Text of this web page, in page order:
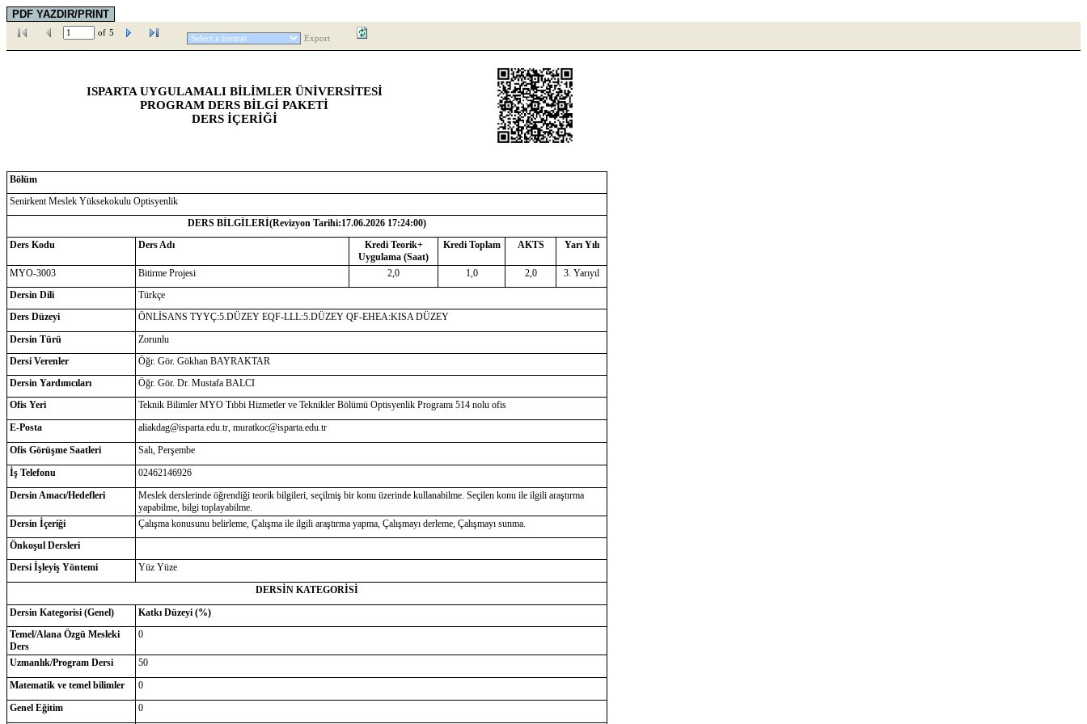
of 5
Export
ISPARTA UYGULAMALI BİLİMLER ÜNİVERSİTESİ
PROGRAM DERS BİLGİ PAKETİ
DERS İÇERİĞİ
Bölüm
Senirkent Meslek Yüksekokulu Optisyenlik
DERS BİLGİLERİ(Revizyon Tarihi:17.06.2026 17:24:00)
Ders Kodu
Ders Adı
Kredi Teorik+
Uygulama (Saat)
Kredi Toplam AKTS Yarı Yılı
MYO-3003 Bitirme Projesi 2,0 1,0 2,0
3. Yarıyıl
Dersin Dili
Türkçe
Ders Düzeyi
ÖNLİSANS TYYÇ:5.DÜZEY EQF-LLL:5.DÜZEY QF-EHEA:KISA DÜZEY
Dersin Türü
Zorunlu
Dersi Verenler
Öğr. Gör. Gökhan BAYRAKTAR
Dersin Yardımcıları
Öğr. Gör. Dr. Mustafa BALCI
Ofis Yeri
Teknik Bilimler MYO Tıbbi Hizmetler ve Teknikler Bölümü Optisyenlik Programı 514 nolu ofis
E-Posta
aliakdag@isparta.edu.tr, muratkoc@isparta.edu.tr
Ofis Görüşme Saatleri
Salı, Perşembe
İş Telefonu
02462146926
Dersin Amacı/Hedefleri
Meslek derslerinde öğrendiği teorik bilgileri, seçilmiş bir konu üzerinde kullanabilme. Seçilen konu ile ilgili araştırma
yapabilme, bilgi toplayabilme.
Dersin İçeriği
Çalışma konusunu belirleme, Çalışma ile ilgili araştırma yapma, Çalışmayı derleme, Çalışmayı sunma.
Önkoşul Dersleri
Dersi İşleyiş Yöntemi
Yüz Yüze
DERSİN KATEGORİSİ
Dersin Kategorisi (Genel)
Katkı Düzeyi (%)
Temel/Alana Özgü Mesleki
Ders
0
Uzmanlık/Program Dersi
50
Matematik ve temel bilimler
0
Genel Eğitim
0